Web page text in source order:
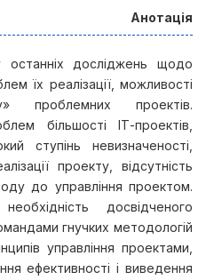
Анотація
останніх досліджень щодо
їх реалізації, можливості
проблемних проектів.
більшості ІТ-проектів,
ступінь невизначеності,
проекту, відсутність
до управління проектом.
досвідченого
гнучких методологій
управління проектами,
ефективності і виведення